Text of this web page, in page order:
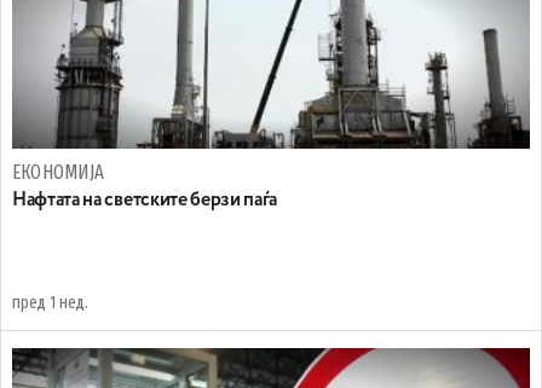
ЕКОНОМИЈА
Нафтата на светските берзи паѓа
пред 1 нед.